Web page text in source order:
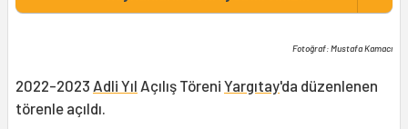
Fotoğraf: Mustafa Kamacı
2022-2023 Adli Yıl Açılış Töreni Yargıtay'da düzenlenen
törenle açıldı.